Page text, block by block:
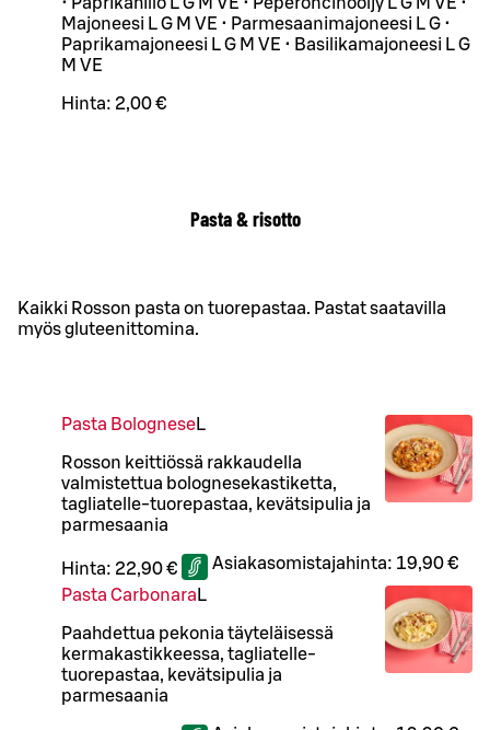
Majoneesi L G M VE • Parmesaanimajoneesi L G •
Paprikamajoneesi L G M VE • Basilikamajoneesi L G
M VE
Hinta: 2,00 €
Pasta & risotto
Kaikki Rosson pasta on tuorepastaa. Pastat saatavilla
myös gluteenittomina.
Pasta BologneseL
Rosson keittiössä rakkaudella
valmistettua bolognesekastiketta,
tagliatelle-tuorepastaa, kevätsipulia ja
parmesaania
Hinta: 22,90 € Asiakasomistajahinta: 19,90 €
Pasta Carbonara L
Paahdettua pekonia täyteläisessä
kermakastikkeessa, tagliatelle-
tuorepastaa, kevätsipulia ja
parmesaania